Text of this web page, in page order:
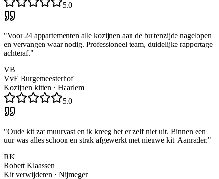
5.0
"Voor 24 appartementen alle kozijnen aan de buitenzijde nagelopen
en vervangen waar nodig. Professioneel team, duidelijke rapportage
achteraf."
VB
VvE Burgemeesterhof
Kozijnen kitten · Haarlem
5.0
"Oude kit zat muurvast en ik kreeg het er zelf niet uit. Binnen een
uur was alles schoon en strak afgewerkt met nieuwe kit. Aanrader."
RK
Robert Klaassen
Kit verwijderen · Nijmegen